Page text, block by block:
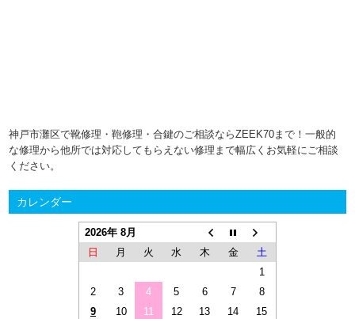
神戸市灘区で靴修理・鞄修理・合鍵のご相談ならZEEK70まで！一般的
な修理から他所では対応してもらえない修理まで幅広くお気軽にご相談
ください。
カレンダー
2026年 8月
日
月 火 水 木 金
土
1
2
3 4 5 6 7
8
9
10 11 12 13 14
15